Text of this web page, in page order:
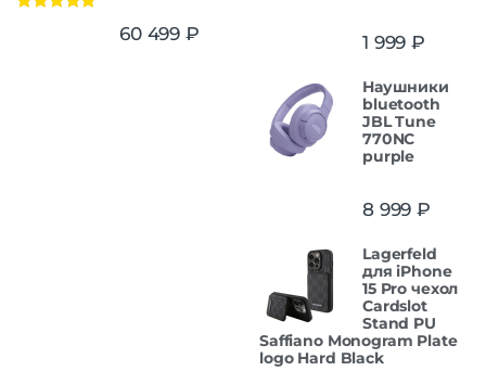
60 499 ₽ 1 999 ₽
Наушники
bluetooth
JBL Tune
770NC
purple
8 999 ₽
Lagerfeld
для iPhone
15 Pro чехол
Cardslot
Stand PU
Saffiano Monogram Plate
logo Hard Black